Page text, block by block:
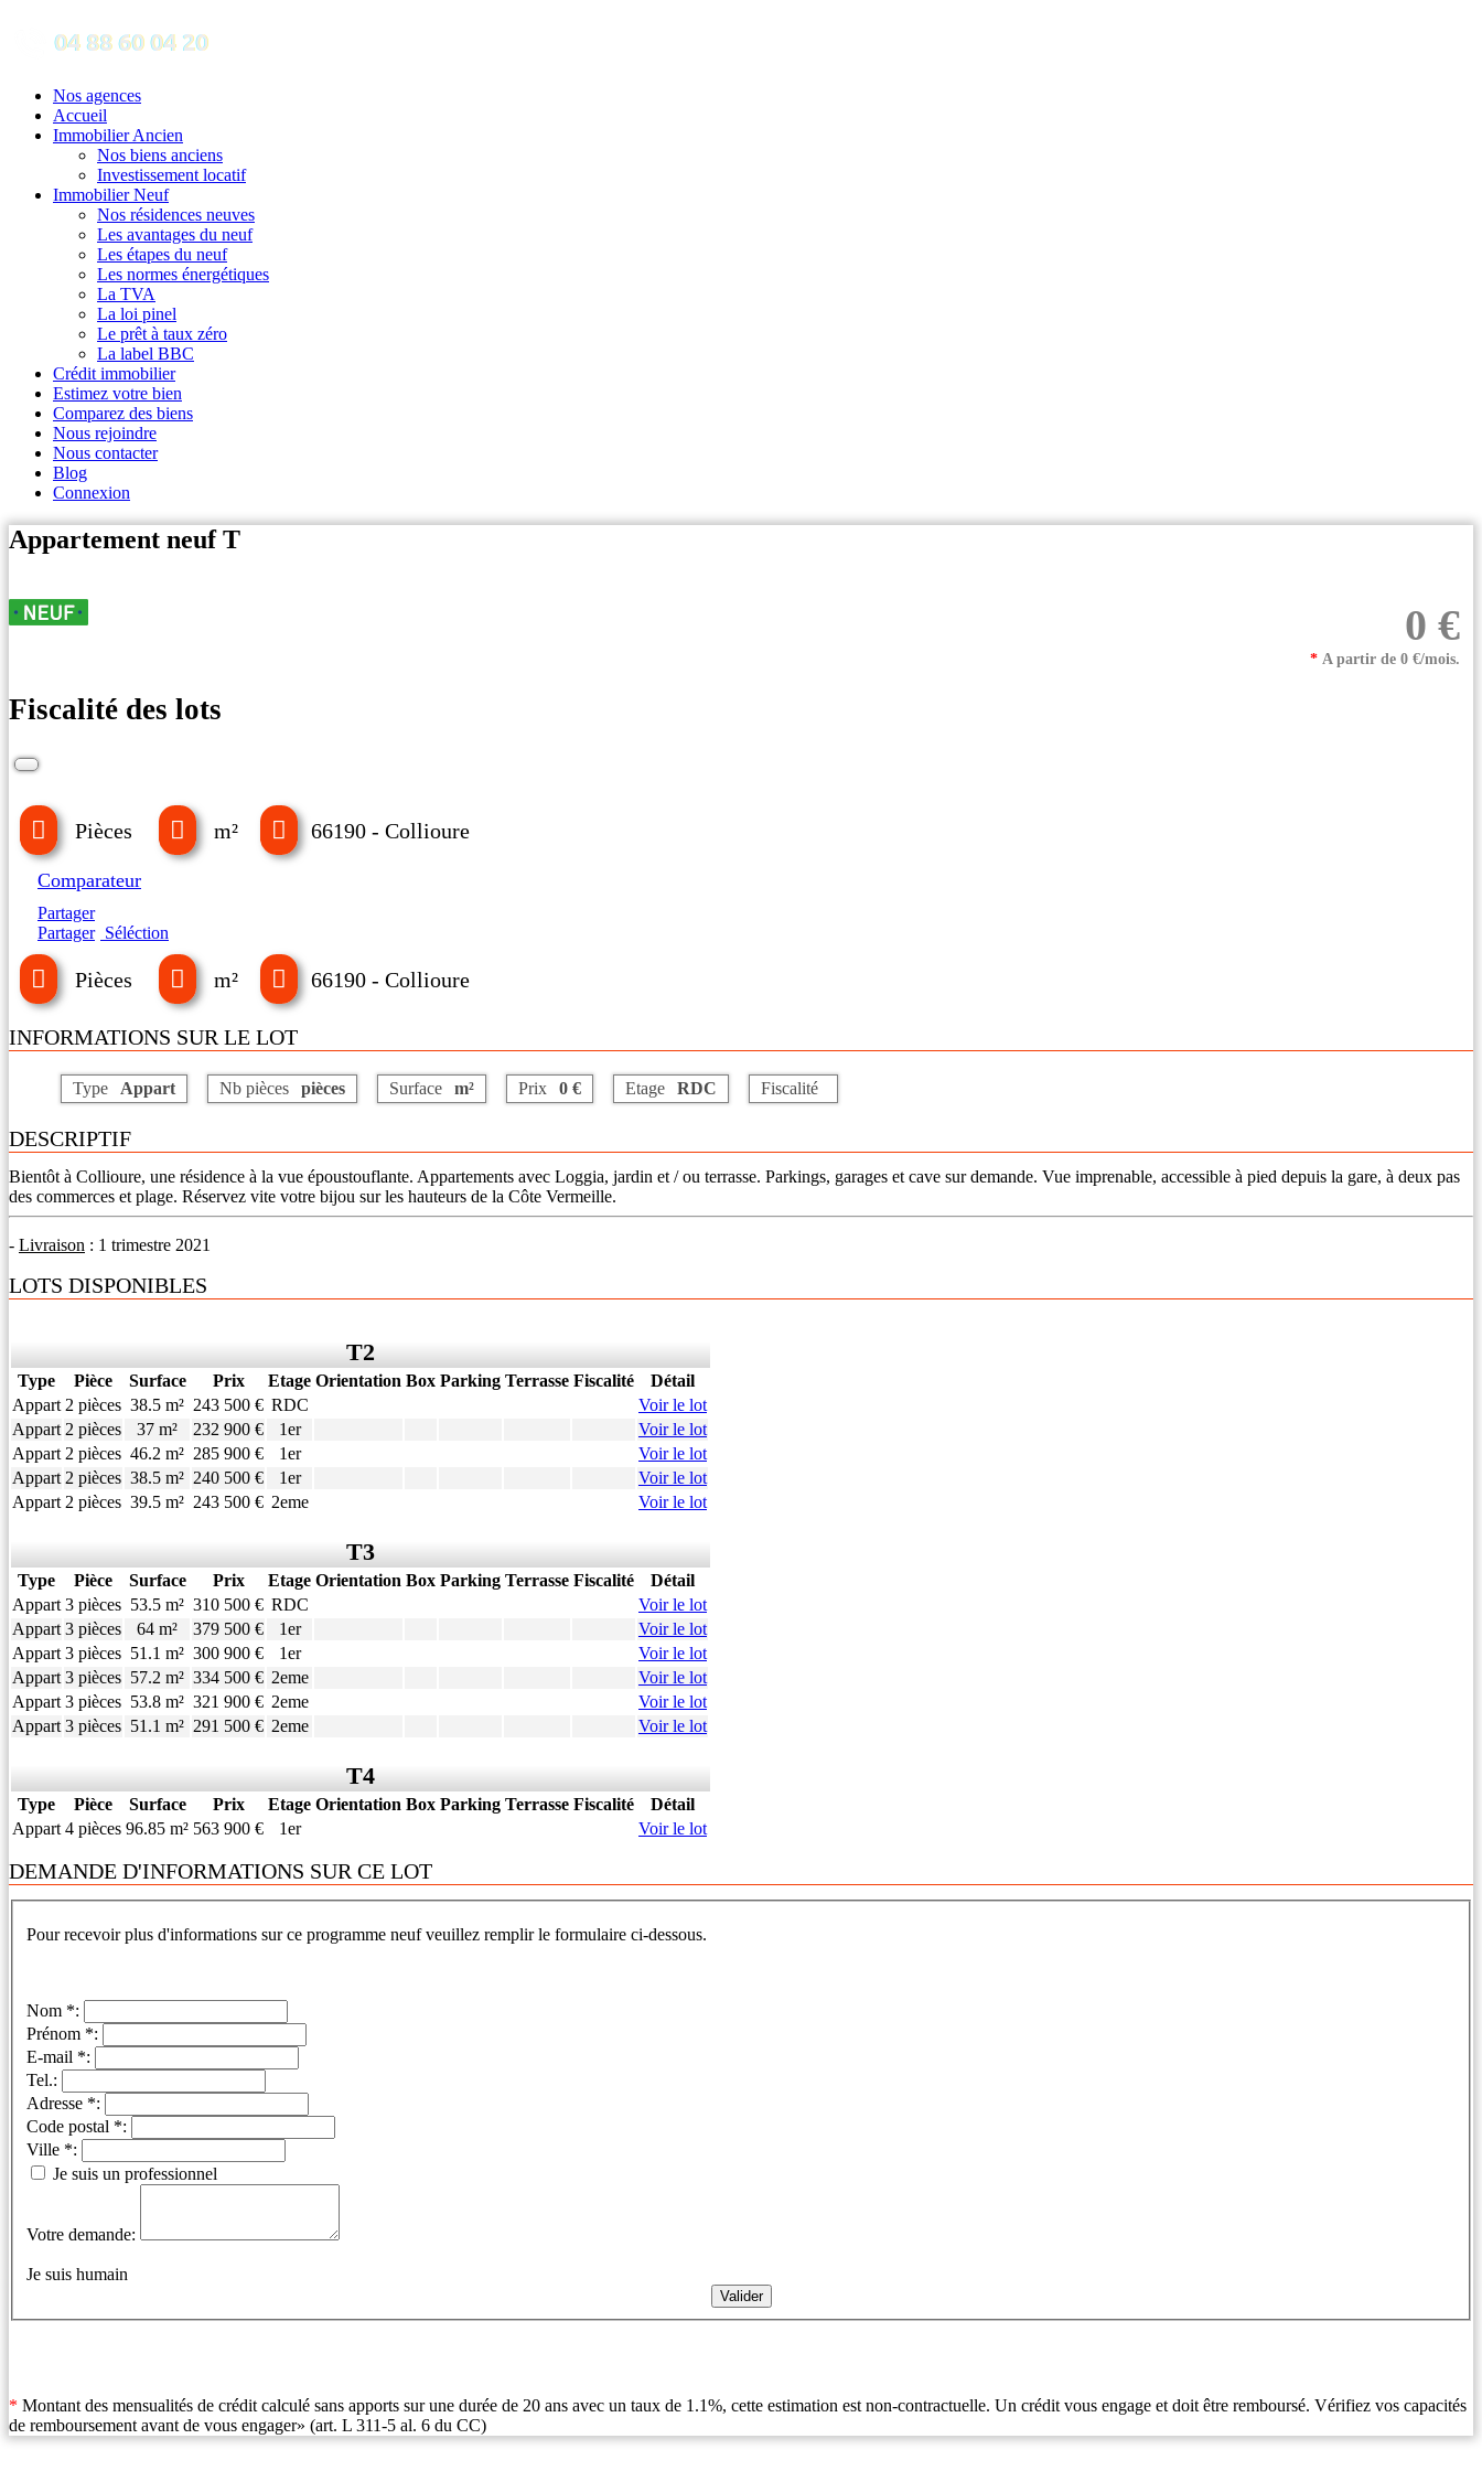
Nos agences
Accueil
Immobilier Ancien
Nos biens anciens
Investissement locatif
Immobilier Neuf
Nos résidences neuves
Les avantages du neuf
Les étapes du neuf
Les normes énergétiques
La TVA
La loi pinel
Le prêt à taux zéro
La label BBC
Crédit immobilier
Estimez votre bien
Comparez des biens
Nous rejoindre
Nous contacter
Blog
Connexion
Appartement neuf T
0 €
* A partir de 0 €/mois.
Fiscalité des lots
Pièces m² 66190 - Collioure
Comparateur
Partager
Partager Séléction
Pièces m² 66190 - Collioure
INFORMATIONS SUR LE LOT
Type Appart Nb pièces pièces Surface m² Prix 0 € Etage RDC Fiscalité
DESCRIPTIF
Bientôt à Collioure, une résidence à la vue époustouflante. Appartements avec Loggia, jardin et / ou terrasse. Parkings, garages et cave sur demande. Vue imprenable, accessible à pied depuis la gare, à deux pas
des commerces et plage. Réservez vite votre bijou sur les hauteurs de la Côte Vermeille.
- Livraison : 1 trimestre 2021
LOTS DISPONIBLES
T2
Type Pièce Surface Prix Etage Orientation Box Parking Terrasse Fiscalité
Détail
Appart 2 pièces 38.5 m² 243 500 € RDC
Voir le lot
Appart 2 pièces 37 m² 232 900 € 1er
Voir le lot
Appart 2 pièces 46.2 m² 285 900 € 1er
Voir le lot
Appart 2 pièces 38.5 m² 240 500 € 1er
Voir le lot
Appart 2 pièces 39.5 m² 243 500 € 2eme Voir le lot
T3
Type Pièce Surface Prix Etage Orientation Box Parking Terrasse Fiscalité
Détail
Appart 3 pièces 53.5 m² 310 500 € RDC
Voir le lot
Appart 3 pièces 64 m² 379 500 € 1er
Voir le lot
Appart 3 pièces 51.1 m² 300 900 € 1er
Voir le lot
Appart 3 pièces 57.2 m² 334 500 € 2eme
Voir le lot
Appart 3 pièces 53.8 m² 321 900 € 2eme
Voir le lot
Appart 3 pièces 51.1 m² 291 500 € 2eme Voir le lot
T4
Type Pièce Surface Prix Etage Orientation Box Parking Terrasse Fiscalité
Détail
Appart 4 pièces 96.85 m² 563 900 € 1er Voir le lot
DEMANDE D'INFORMATIONS SUR CE LOT
Pour recevoir plus d'informations sur ce programme neuf veuillez remplir le formulaire ci-dessous.
Nom *:
Prénom *:
E-mail *:
Tel.:
Adresse *:
Code postal *:
Ville *:
Je suis un professionnel
Votre demande:
Je suis humain
* Montant des mensualités de crédit calculé sans apports sur une durée de 20 ans avec un taux de 1.1%, cette estimation est non-contractuelle. Un crédit vous engage et doit être remboursé. Vérifiez vos capacités
de remboursement avant de vous engager» (art. L 311-5 al. 6 du CC)